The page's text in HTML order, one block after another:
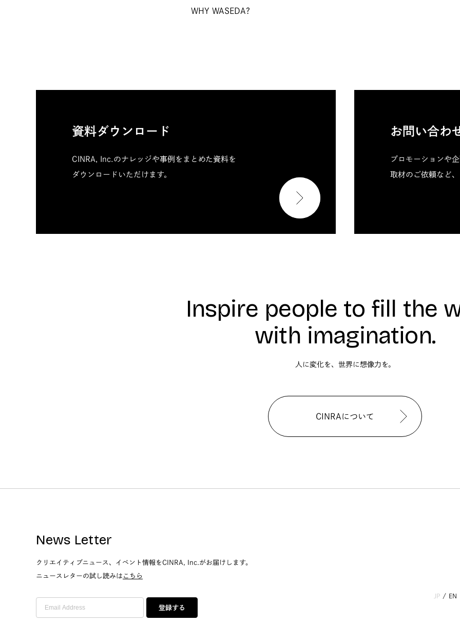
WHY WASEDA?
資料ダウンロード
CINRA, Inc.のナレッジや事例をまとめた資料を
ダウンロードいただけます。
お問い合わ
プロモーションや企
取材のご依頼など、
Inspire people to fill the
with imagination.
人に変化を、世界に想像力を。
CINRAについて
News Letter
クリエイティブニュース、イベント情報をCINRA, Inc.がお届けします。
ニュースレターの試し読みは こちら
登録する
JP / EN